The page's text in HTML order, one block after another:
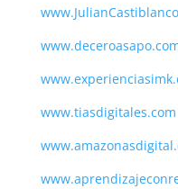
www.tiasdigitales.com